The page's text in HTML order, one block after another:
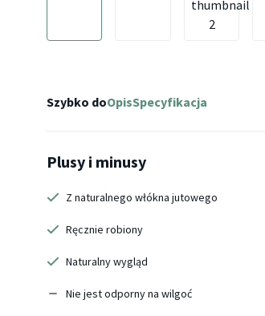
Szybko doOpisSpecyfikacja
Plusy i minusy
Z naturalnego włókna jutowego
Ręcznie robiony
Naturalny wygląd
Nie jest odporny na wilgoć